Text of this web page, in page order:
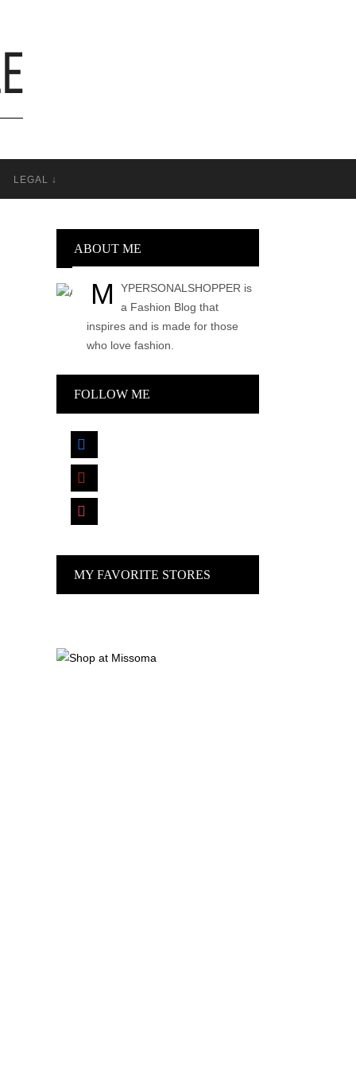
LEGAL ↓
ABOUT ME
M
YPERSONALSHOPPER is
a Fashion Blog that
inspires and is made for those
who love fashion.
FOLLOW ME
facebook
pinterest
instagram
MY FAVORITE STORES